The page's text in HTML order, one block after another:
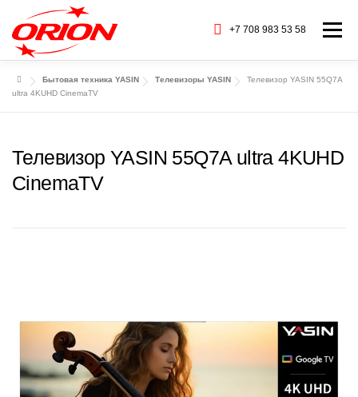
содержимому
+7 708 983 53 58 Меню
ГЛАВНАЯ КАТАЛОГ ТОВАРОВ
О НАС СЕРВИС БАРАХОЛКА
Бытовая техника YASIN Телевизоры YASIN
Телевизор YASIN 55Q7A
ultra 4KUHD CinemaTV
Телевизор YASIN 55Q7A ultra 4KUHD
CinemaTV